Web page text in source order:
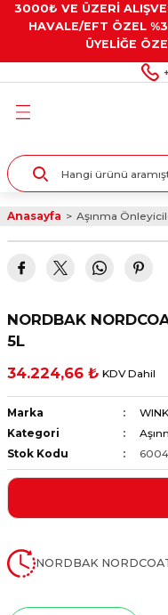
3000₺ VE ÜZERİ
HAVALE/EFT ÖZEL
ÜYELİĞE
Geri
Kaplamalar
Geri
Geri
Gresler
Geri
Alet Setleri
ve Multimetreler
ve Penseler
Geri
Taşları ve
Anasayfa Aşınma
NORDBAK
5L
34.224,66 ₺ KDV Dahil
Marka
Kategori
Stok Kodu
NORDBAK